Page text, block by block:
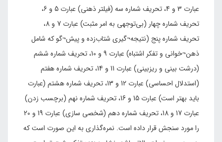
عبارت 3 و 4، تحریف شماره سه (فیلتر ذهنی) عبارت 5 و 6،
تحریف شماره چهار (بی‌توجهی به امر مثبت) عبارت 7 و 8،
تحریف شماره پنج (نتیجه¬گیری شتاب‌زده و پیش¬گو که شامل
ذهن¬خوانی و تفکر اشتباه) عبارت 9 و 10، تحریف شماره ششم
(درشت بینی و ریزبینی) عبارت 11 و 14، تحریف شماره هفتم
(استدلال احساسی) عبارت 12 و 13، تحریف شماره هشتم (عبارت
باید بهتر است) عبارت 15 و 16، تحریف شماره نهم (برچسب زدن)
عبارت 17 و 18، تحریف شماره دهم (شخصی سازی) عبارت 19 و 20
را مورد سنجش قرار داده است. نمره‌گذاری به این صورت است که